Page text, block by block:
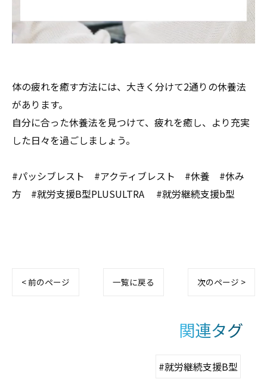
体の疲れを癒す方法には、大きく分けて2通りの休養法
があります。
自分に合った休養法を見つけて、疲れを癒し、より充実
した日々を過ごしましょう。
#パッシブレスト #アクティブレスト #休養 #休み
方 #就労支援B型PLUSULTRA #就労継続支援b型
< 前のページ 一覧に戻る 次のページ >
関連タグ
#就労継続支援B型